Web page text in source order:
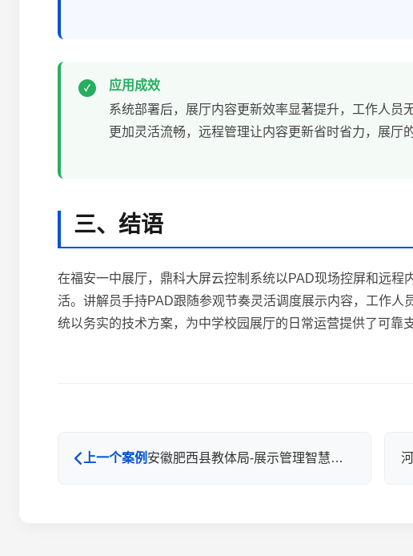
应用成效
系统部署后，展厅内容更新效率显著提升，工作人员
更加灵活流畅，远程管理让内容更新省时省力，展厅
三、结语
在福安一中展厅，鼎科大屏云控制系统以PAD现场控屏和远程
活。讲解员手持PAD跟随参观节奏灵活调度展示内容，工作
统以务实的技术方案，为中学校园展厅的日常运营提供了可靠支
上一个案例 安徽肥西县教体局-展示管理智慧升级